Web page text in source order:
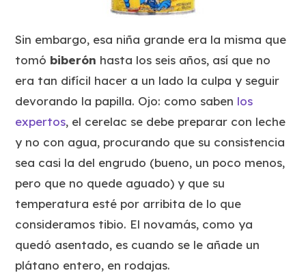
Sin embargo, esa niña grande era la misma que
tomó biberón hasta los seis años, así que no
era tan difícil hacer a un lado la culpa y seguir
devorando la papilla. Ojo: como saben los
expertos, el cerelac se debe preparar con leche
y no con agua, procurando que su consistencia
sea casi la del engrudo (bueno, un poco menos,
pero que no quede aguado) y que su
temperatura esté por arribita de lo que
consideramos tibio. El novamás, como ya
quedó asentado, es cuando se le añade un
plátano entero, en rodajas.